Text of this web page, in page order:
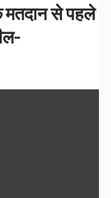
मतदान से पहले